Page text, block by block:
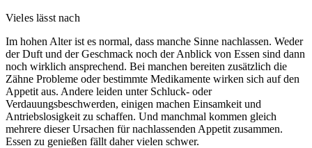
Vieles lässt nach
Im hohen Alter ist es normal, dass manche Sinne nachlassen. Weder
der Duft und der Geschmack noch der Anblick von Essen sind dann
noch wirklich ansprechend. Bei manchen bereiten zusätzlich die
Zähne Probleme oder bestimmte Medikamente wirken sich auf den
Appetit aus. Andere leiden unter Schluck- oder
Verdauungsbeschwerden, einigen machen Einsamkeit und
Antriebslosigkeit zu schaffen. Und manchmal kommen gleich
mehrere dieser Ursachen für nachlassenden Appetit zusammen.
Essen zu genießen fällt daher vielen schwer.